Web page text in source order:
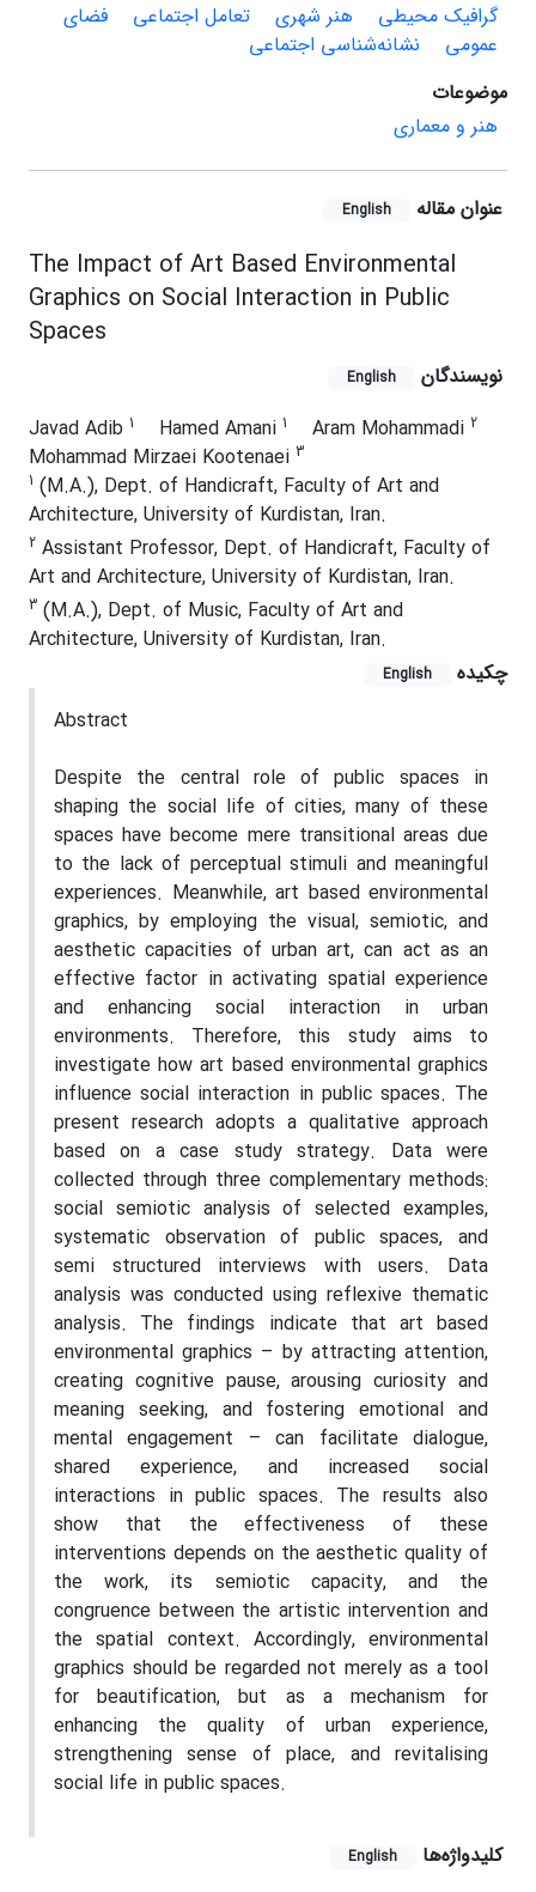
گرافیک محیطی
هنر شهری تعامل اجتماعی
فضای
عمومی
نشانه‌شناسی اجتماعی
موضوعات
هنر و معماری
عنوان مقاله English
The Impact of Art Based Environmental
Graphics on Social Interaction in Public
Spaces
نویسندگان English
Javad Adib 1 Hamed Amani 1 Aram Mohammadi 2
Mohammad Mirzaei Kootenaei 3
1 (M.A.), Dept. of Handicraft, Faculty of Art and
Architecture, University of Kurdistan, Iran.
2 Assistant Professor, Dept. of Handicraft, Faculty of
Art and Architecture, University of Kurdistan, Iran.
3 (M.A.), Dept. of Music, Faculty of Art and
Architecture, University of Kurdistan, Iran.
چکیده
English
Abstract
Despite the central role of public spaces in
shaping the social life of cities, many of these
spaces have become mere transitional areas due
to the lack of perceptual stimuli and meaningful
experiences. Meanwhile, art based environmental
graphics, by employing the visual, semiotic, and
aesthetic capacities of urban art, can act as an
effective factor in activating spatial experience
and enhancing social interaction in urban
environments. Therefore, this study aims to
investigate how art based environmental graphics
influence social interaction in public spaces. The
present research adopts a qualitative approach
based on a case study strategy. Data were
collected through three complementary methods:
social semiotic analysis of selected examples,
systematic observation of public spaces, and
semi structured interviews with users. Data
analysis was conducted using reflexive thematic
analysis. The findings indicate that art based
environmental graphics – by attracting attention,
creating cognitive pause, arousing curiosity and
meaning seeking, and fostering emotional and
mental engagement – can facilitate dialogue,
shared experience, and increased social
interactions in public spaces. The results also
show that the effectiveness of these
interventions depends on the aesthetic quality of
the work, its semiotic capacity, and the
congruence between the artistic intervention and
the spatial context. Accordingly, environmental
graphics should be regarded not merely as a tool
for beautification, but as a mechanism for
enhancing the quality of urban experience,
strengthening sense of place, and revitalising
social life in public spaces.
کلیدواژه‌ها English